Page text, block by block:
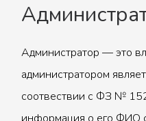
Администратор — это
администратором
соотвествии с ФЗ №